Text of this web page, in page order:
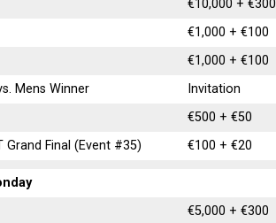
€10,000 + €300
€1,000 + €100
€1,000 + €100
Mens Winner
Invitation
€500 + €50
Grand Final (Event #35) €100 + €20
€5,000 + €300